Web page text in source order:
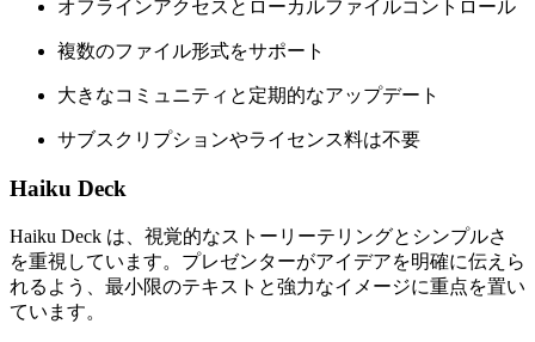
オフラインアクセスとローカルファイルコントロール
複数のファイル形式をサポート
大きなコミュニティと定期的なアップデート
サブスクリプションやライセンス料は不要
Haiku Deck
Haiku Deck は、視覚的なストーリーテリングとシンプルさ
を重視しています。プレゼンターがアイデアを明確に伝えら
れるよう、最小限のテキストと強力なイメージに重点を置い
ています。